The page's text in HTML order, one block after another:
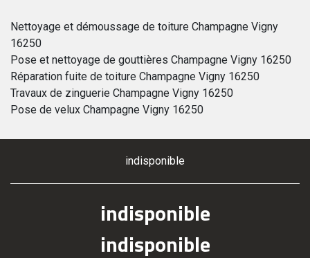
Nettoyage et démoussage de toiture Champagne Vigny
16250
Pose et nettoyage de gouttières Champagne Vigny 16250
Réparation fuite de toiture Champagne Vigny 16250
Travaux de zinguerie Champagne Vigny 16250
Pose de velux Champagne Vigny 16250
indisponible
indisponible
indisponible